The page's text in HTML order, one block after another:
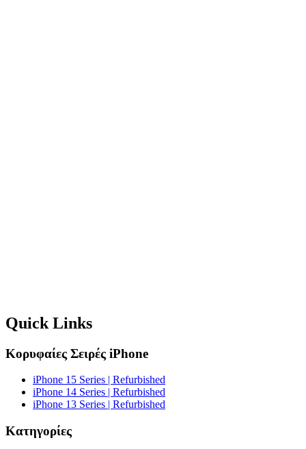
Quick Links
Κορυφαίες Σειρές iPhone
iPhone 15 Series | Refurbished
iPhone 14 Series | Refurbished
iPhone 13 Series | Refurbished
Κατηγορίες